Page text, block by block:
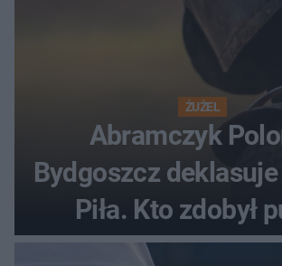
ŻUŻEL
Abramczyk
Bydgoszcz
Piła. Kto zdobył
bonusowy?